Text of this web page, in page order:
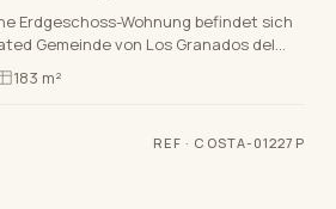
Erdgeschoss-Wohnung befindet sich
Gemeinde von Los Granados del
Die Unterkunft bef…
183 m²
REF · COSTA-01227P